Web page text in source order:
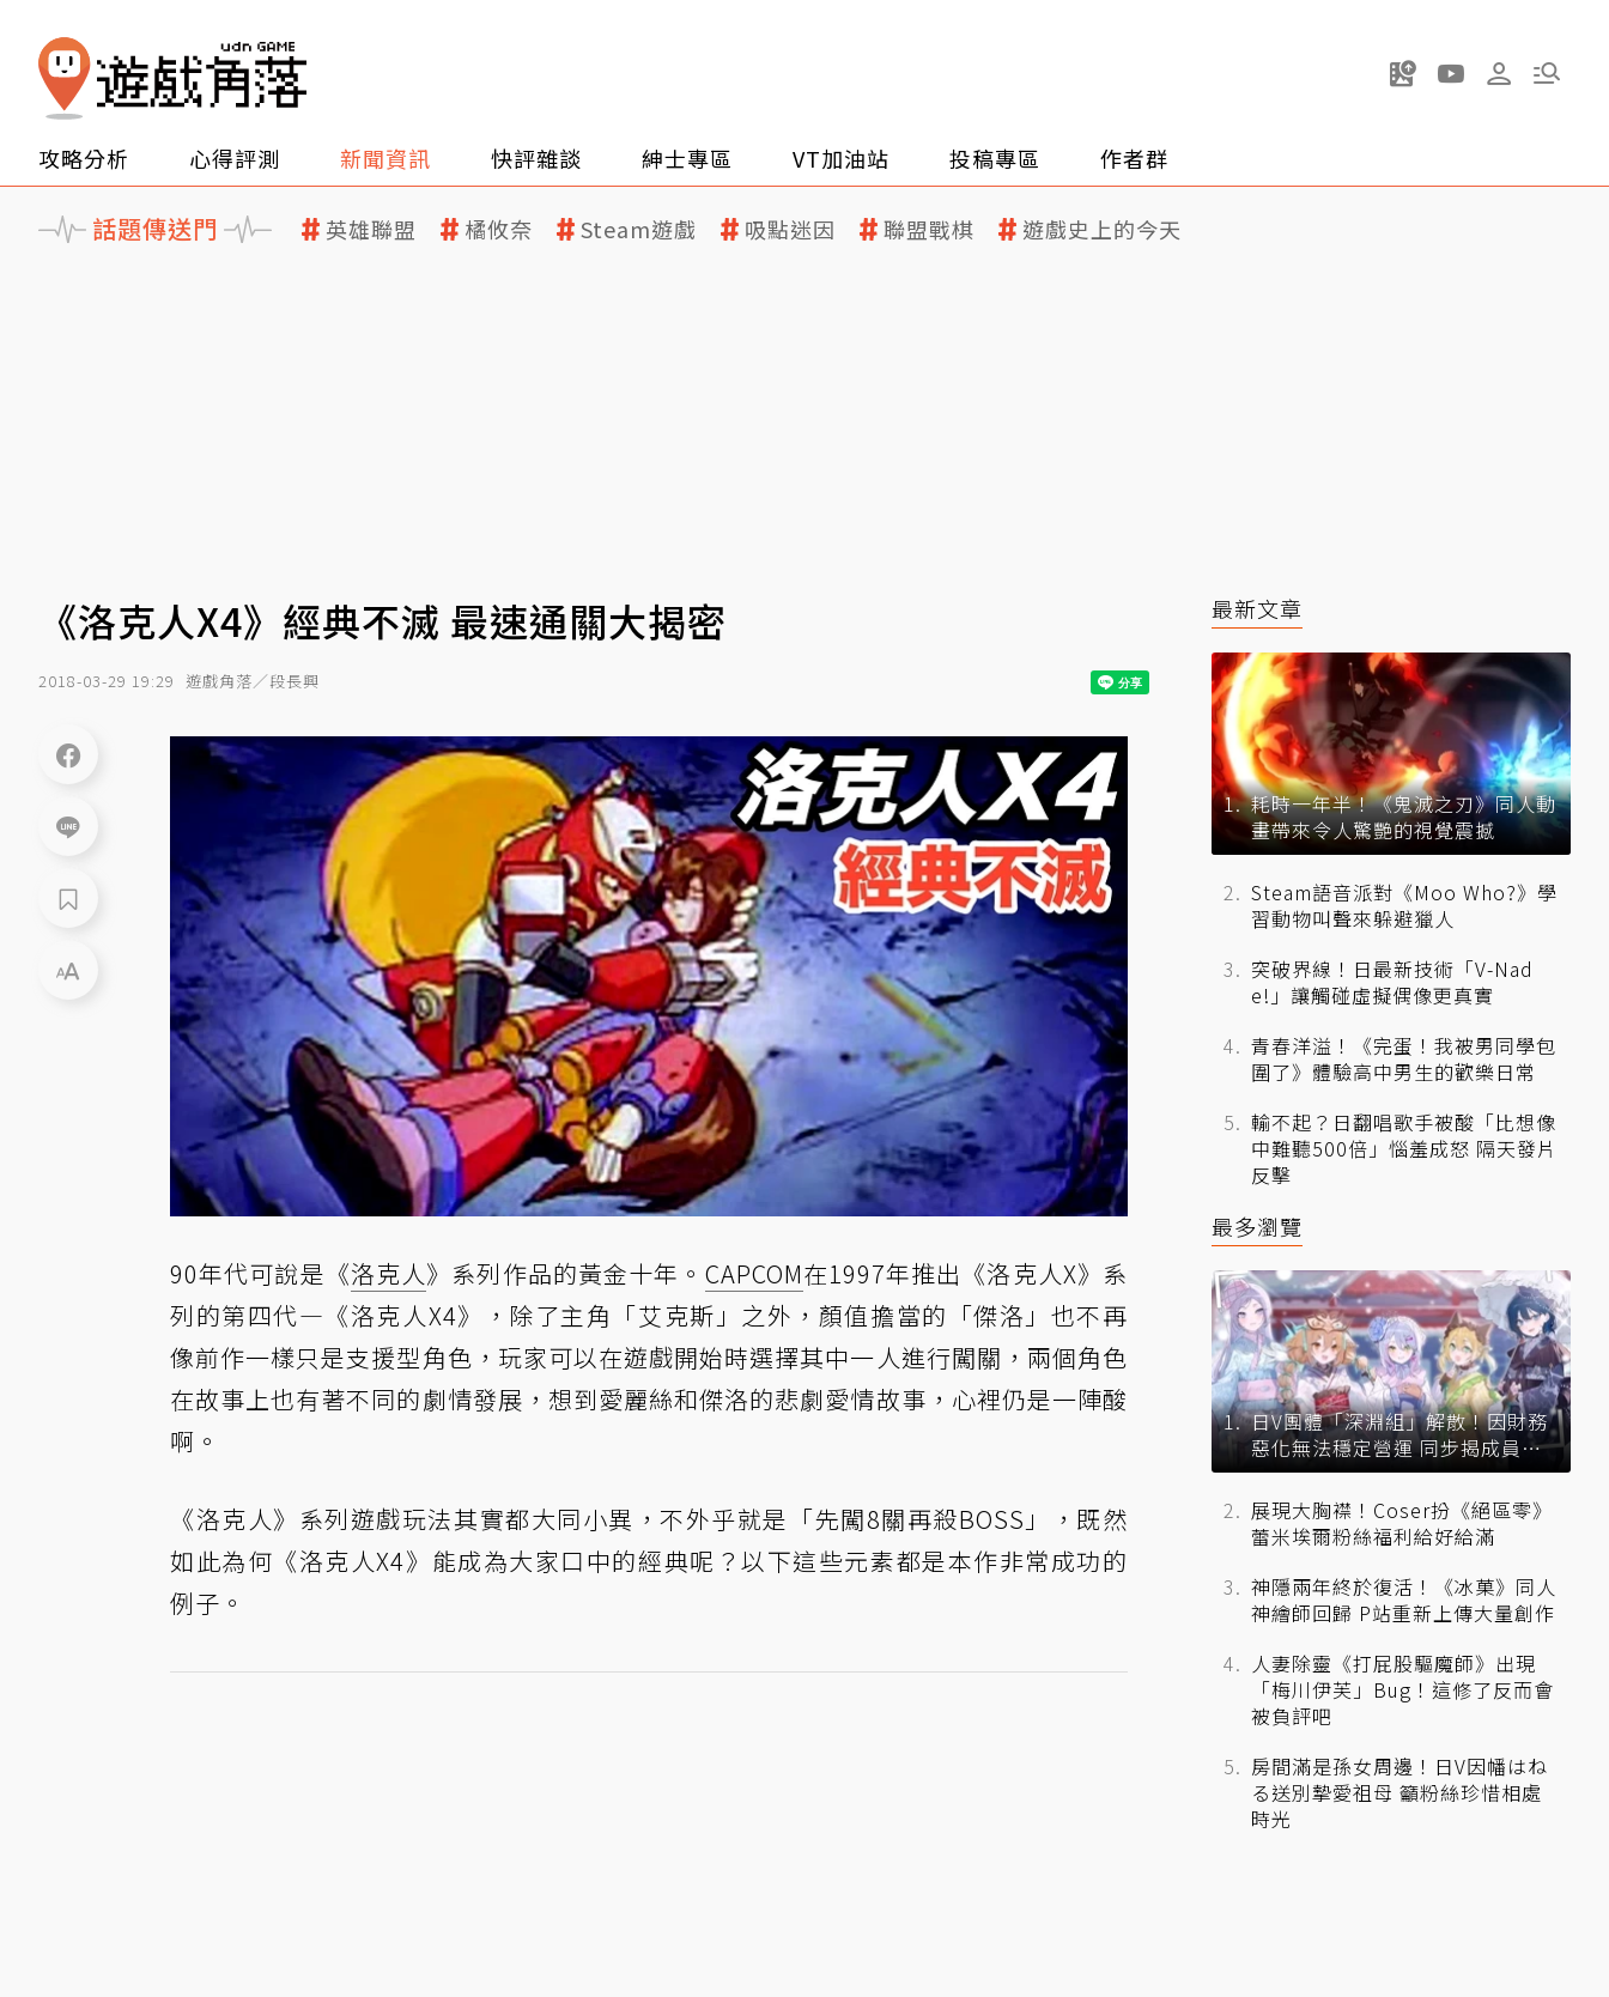
攻略分析 心得評測 新聞資訊 快評雜談 紳士專區 VT加油站 投稿專區 作者群
話題傳送門 英雄聯盟 橘攸奈 Steam遊戲 吸點迷因 聯盟戰棋 遊戲史上的今天
《洛克人X4》經典不滅 最速通關大揭密
2018-03-29 19:29 遊戲角落／段長興
90年代可說是《洛克人》系列作品的黃金十年。 CAPCOM在1997年推出《洛克人X》系
列的第四代—《洛克人X4》，除了主角「艾克斯」之外，顏值擔當的「傑洛」也不再
像前作一樣只是支援型角色，玩家可以在遊戲開始時選擇其中一人進行闖關，兩個角色
在故事上也有著不同的劇情發展，想到愛麗絲和傑洛的悲劇愛情故事，心裡仍是一陣酸
啊。
《洛克人》系列遊戲玩法其實都大同小異，不外乎就是「先闖8關再殺BOSS」，既然
如此為何《洛克人X4》能成為大家口中的經典呢？以下這些元素都是本作非常成功的
例子。
最新文章
耗時一年半！《鬼滅之刃》同人動
畫帶來令人驚艷的視覺震撼
Steam語音派對《Moo Who?》學
習動物叫聲來躲避獵人
突破界線！日最新技術「V-Nad
e!」讓觸碰虛擬偶像更真實
青春洋溢！《完蛋！我被男同學包
圍了》體驗高中男生的歡樂日常
輸不起？日翻唱歌手被酸「比想像
中難聽500倍」惱羞成怒 隔天發片
反擊
最多瀏覽
日V團體「深淵組」解散！因財務
惡化無法穩定營運 同步揭成員未
來去向
展現大胸襟！Coser扮《絕區零》
蕾米埃爾粉絲福利給好給滿
神隱兩年終於復活！《冰菓》同人
神繪師回歸 P站重新上傳大量創作
人妻除靈《打屁股驅魔師》出現
「梅川伊芙」Bug！這修了反而會
被負評吧
房間滿是孫女周邊！日V因幡はね
る送別摯愛祖母 籲粉絲珍惜相處
時光